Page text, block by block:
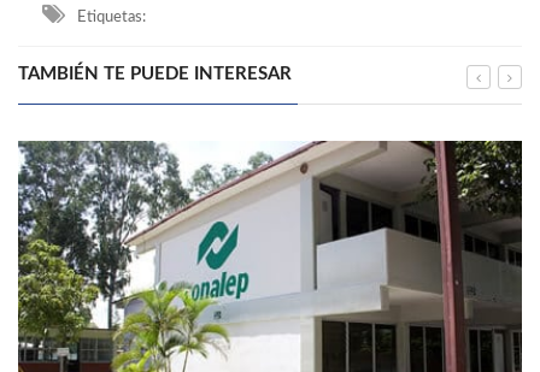
Etiquetas:
TAMBIÉN TE PUEDE INTERESAR